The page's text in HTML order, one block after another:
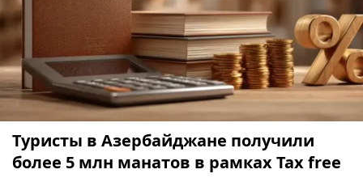
Туристы в Азербайджане получили
более 5 млн манатов в рамках Tax free